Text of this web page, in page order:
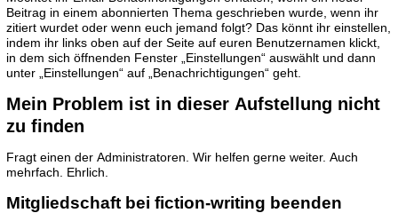
Beitrag in einem abonnierten Thema geschrieben wurde, wenn ihr
zitiert wurdet oder wenn euch jemand folgt? Das könnt ihr einstellen,
indem ihr links oben auf der Seite auf euren Benutzernamen klickt,
in dem sich öffnenden Fenster „Einstellungen“ auswählt und dann
unter „Einstellungen“ auf „Benachrichtigungen“ geht.
Mein Problem ist in dieser Aufstellung nicht
zu finden
Fragt einen der Administratoren. Wir helfen gerne weiter. Auch
mehrfach. Ehrlich.
Mitgliedschaft bei fiction-writing beenden